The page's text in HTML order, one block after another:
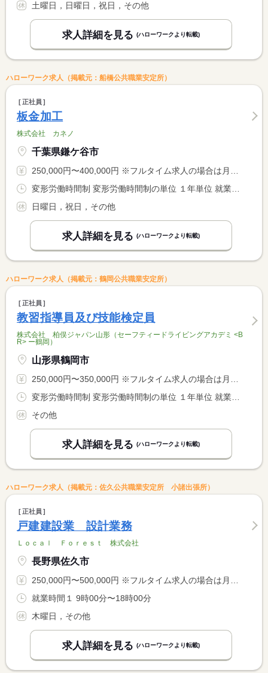
土曜日，日曜日，祝日，その他
求人詳細を見る (ハローワークより転載)
ハローワーク求人（掲載元：船橋公共職業安定所）
正社員
板金加工
株式会社 カネノ
千葉県鎌ケ谷市
250,000円〜400,000円 ※フルタイム求人の場合は月額（換算額）、パート求人の場合は時間額を表示しています。
日曜日，祝日，その他
求人詳細を見る (ハローワークより転載)
ハローワーク求人（掲載元：鶴岡公共職業安定所）
正社員
教習指導員及び技能検定員
株式会社 柏俣ジャパン山形（セーフティードライビングアカデミ <B
R> ー鶴岡）
山形県鶴岡市
250,000円〜350,000円 ※フルタイム求人の場合は月額（換算額）、パート求人の場合は時間額を表示しています。
その他
求人詳細を見る (ハローワークより転載)
ハローワーク求人（掲載元：佐久公共職業安定所 小諸出張所）
正社員
戸建建設業 設計業務
Ｌｏｃａｌ Ｆｏｒｅｓｔ 株式会社
長野県佐久市
250,000円〜500,000円 ※フルタイム求人の場合は月額（換算額）、パート求人の場合は時間額を表示しています。
就業時間１ 9時00分〜18時00分
木曜日，その他
求人詳細を見る (ハローワークより転載)